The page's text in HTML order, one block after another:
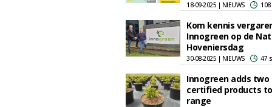
18-09-2025 | NIEUWS
Kom kennis
Innogreen op de
Hoveniersdag
30-08-2025 | NIEUWS 47
Innogreen adds two
certified products
range